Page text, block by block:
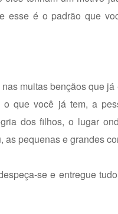
esse é o padrão que
muitas bençãos que
que você já tem, a
dos filhos, o lugar
pequenas e grandes
se e entregue